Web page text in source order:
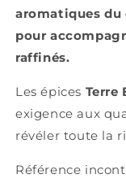
aromatiques du
pour
raffinés.
Les épices Terre
exigence aux
révéler toute la
Référence